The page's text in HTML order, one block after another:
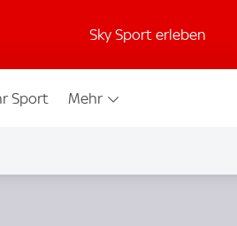
Sky Sport erleben
Sport Mehr